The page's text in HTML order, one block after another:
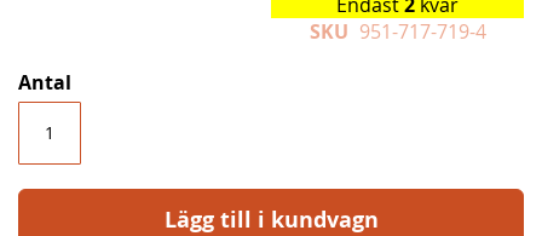
SKU 951-717-719-4
Antal
Lägg till i kundvagn